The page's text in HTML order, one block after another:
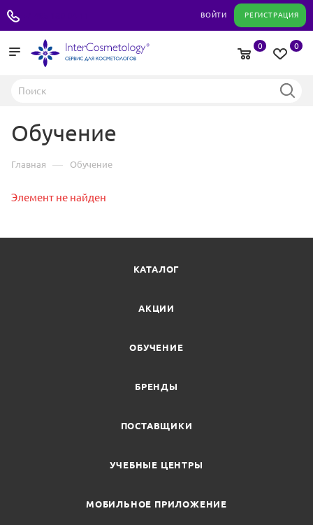
ВОЙТИ РЕГИСТРАЦИЯ
0
0
Обучение
Главная — Обучение
Элемент не найден
КАТАЛОГ
АКЦИИ
ОБУЧЕНИЕ
БРЕНДЫ
ПОСТАВЩИКИ
УЧЕБНЫЕ ЦЕНТРЫ
МОБИЛЬНОЕ ПРИЛОЖЕНИЕ